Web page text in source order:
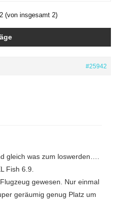
(von insgesamt 2)
#25942
gleich was zum loswerden….
Fish 6.9.
gewesen. Nur einmal
geräumig genug Platz um